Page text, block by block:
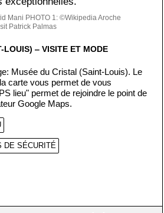
Mani PHOTO 1: ©Wikipedia Aroche
Patrick Palmas
LOUIS) ‒ VISITE ET MODE
Musée du Cristal (Saint-Louis). Le
carte vous permet de vous
lieu" permet de rejoindre le point de
Google Maps.
DE SÉCURITÉ